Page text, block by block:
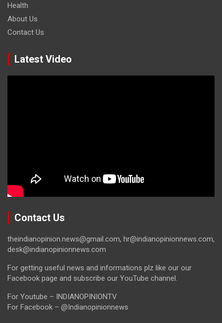
Health
About Us
Contact Us
Latest Video
Contact Us
theindianopinion.news@gmail.com, hr@indianopinionnews.com,
desk@indianopinionnews.com
For getting useful news and informations plz like our our
Facebook page and subscribe our YouTube channel.
For Youtube – INDIANOPINIONTV
For Facebook – @Indianopinionnews